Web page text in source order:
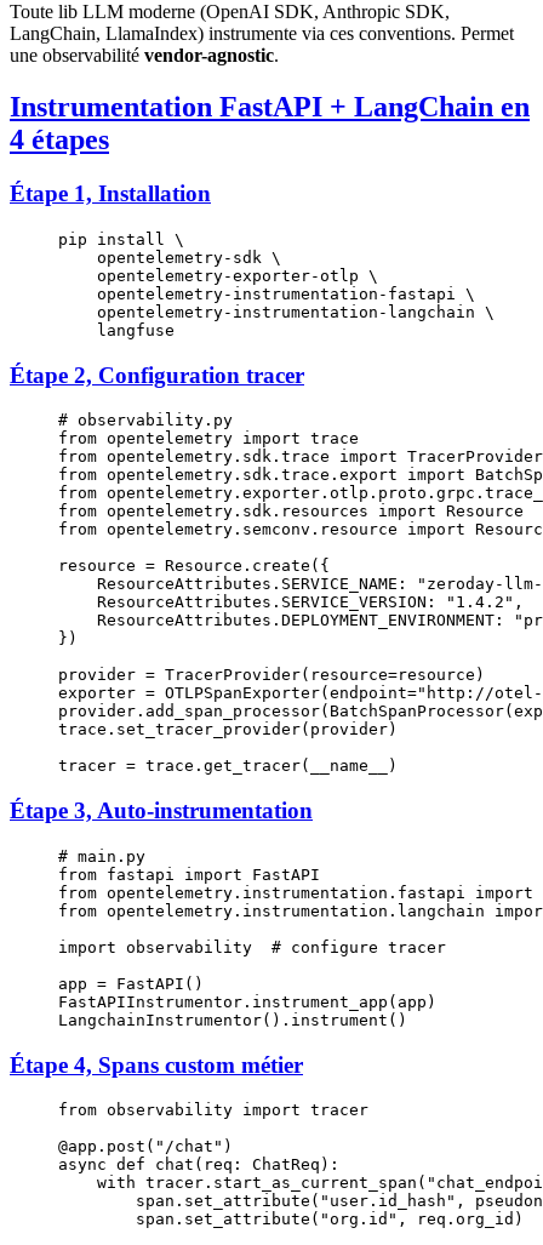
Toute lib LLM moderne (OpenAI SDK, Anthropic SDK,
LangChain, LlamaIndex) instrumente via ces conventions. Permet
une observabilité vendor-agnostic.
Instrumentation FastAPI + LangChain en
4 étapes
Étape 1, Installation
pip install
\
    opentelemetry-sdk
\
    opentelemetry-exporter-otlp
\
    opentelemetry-instrumentation-fastapi
\
    opentelemetry-instrumentation-langchain
\
    langfuse
Étape 2, Configuration tracer
# observability.py
from opentelemetry import trace
from opentelemetry.sdk.trace import TracerProvider
from opentelemetry.sdk.trace.export import
from
from opentelemetry.sdk.resources import Resource
from opentelemetry.semconv.resource import
resource = Resource.create({
    ResourceAttributes.
SERVICE_NAME :
"zeroday-
    ResourceAttributes.
SERVICE_VERSION : "1.4.2" ,
    ResourceAttributes.
DEPLOYMENT_ENVIRONMENT :
})
provider = TracerProvider( resource=resource)
exporter = OTLPSpanExporter( endpoint="http://otel-
trace.set_tracer_provider(provider)
tracer = trace.get_tracer( __name__ )
Étape 3, Auto-instrumentation
# main.py
from fastapi import FastAPI
from opentelemetry.instrumentation.fastapi import
from opentelemetry.instrumentation.langchain
import observability # configure tracer
app = FastAPI()
FastAPIInstrumentor.instrument_app(app)
LangchainInstrumentor().instrument()
Étape 4, Spans custom métier
from observability import tracer
@app.post ( "/chat" )
async def chat (req: ChatReq):
    with
tracer.start_as_current_span(
        span.set_attribute(
"user.id_hash" ,
        span.set_attribute(
"org.id" , req.org_id)